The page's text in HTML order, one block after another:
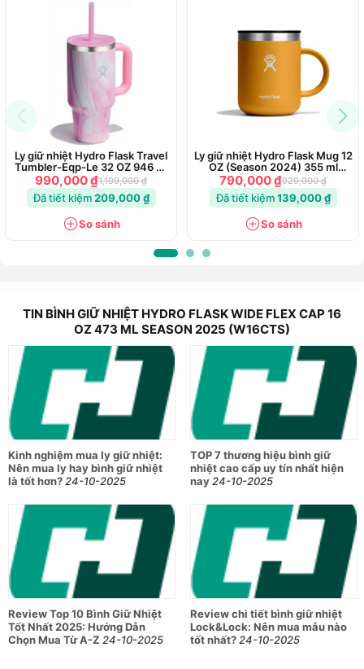
Ly giữ nhiệt Hydro Flask Travel
Tumbler-Eqp-Le 32 OZ 946 ml
(LE-S25TT32)
990,000 ₫1,199,000 ₫
Đã tiết kiệm209,000 ₫
So sánh
Ly giữ nhiệt Hydro Flask Mug 12
OZ (Season 2024) 355 ml
(M12CP)
790,000 ₫929,000 ₫
Đã tiết kiệm139,000 ₫
So sánh
TIN BÌNH GIỮ NHIỆT HYDRO FLASK WIDE FLEX CAP 16
OZ 473 ML SEASON 2025 (W16CTS)
Kinh nghiệm mua ly giữ nhiệt:
Nên mua ly hay bình giữ nhiệt
là tốt hơn?24-10-2025
TOP 7 thương hiệu bình giữ
nhiệt cao cấp uy tín nhất hiện
nay24-10-2025
Review Top 10 Bình Giữ Nhiệt
Tốt Nhất 2025: Hướng Dẫn
Chọn Mua Từ A-Z 24-10-2025
Review chi tiết bình giữ nhiệt
Lock&Lock: Nên mua mẫu nào
tốt nhất?24-10-2025